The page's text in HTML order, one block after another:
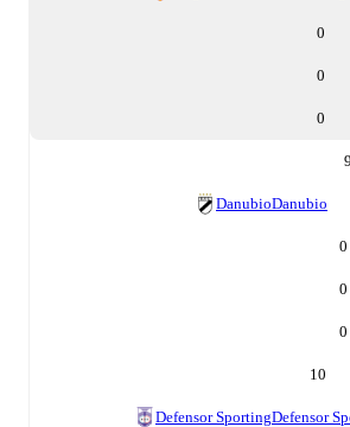
0
0
0
9
DanubioDanubio
0
0
0
10
Defensor SportingDefensor